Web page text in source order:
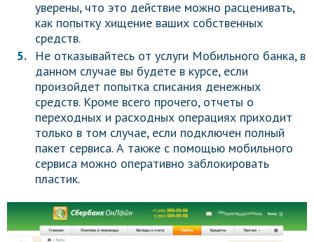
уверены, что это действие можно расценивать,
как попытку хищение ваших собственных
средств.
Не отказывайтесь от услуги Мобильного банка, в
данном случае вы будете в курсе, если
произойдет попытка списания денежных
средств. Кроме всего прочего, отчеты о
переходных и расходных операциях приходит
только в том случае, если подключен полный
пакет сервиса. А также с помощью мобильного
сервиса можно оперативно заблокировать
пластик.